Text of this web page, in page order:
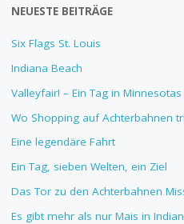
NEUESTE BEITRÄGE
Six Flags St. Louis
Indiana Beach
Valleyfair! – Ein Tag in
Wo Shopping auf Achterbahnen
Eine legendäre Fahrt
Ein Tag, sieben Welten, ein Ziel
Das Tor zu den Achterbahnen
Es gibt mehr als nur Mais in